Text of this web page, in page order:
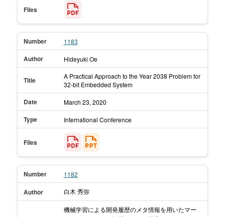
Files
Number 1183
Author Hideyuki Oe
Title
A Practical Approach to the Year 2038 Problem for
32-bit Embedded System
Date March 23, 2020
Type International Conference
Files
Number 1182
Author 白木 秀弥
機械学習による開発履歴のメタ情報を用いたマー